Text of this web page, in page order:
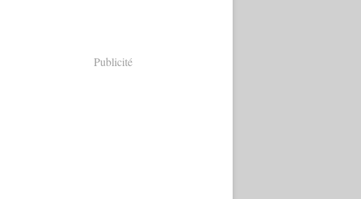
Publicité